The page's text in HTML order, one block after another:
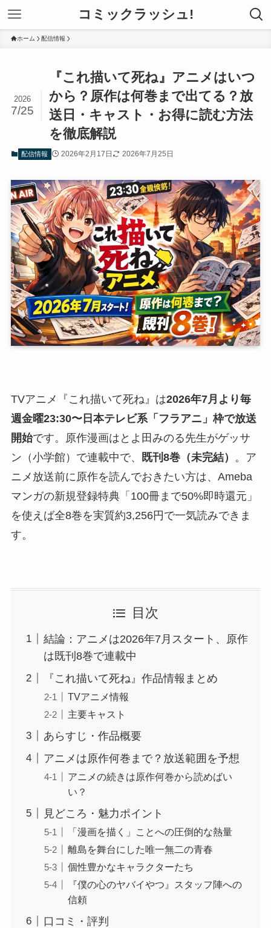
コミックラッシュ!
ホーム 配信情報
『これ描いて死ね』アニメはいつ
から？原作は何巻まで出てる？放
送日・キャスト・お得に読む方法
を徹底解説
2026
7/25
配信情報 2026年2月17日 2026年7月25日
TVアニメ『これ描いて死ね』は2026年7月より毎
週金曜23:30〜日本テレビ系「フラアニ」枠で放送
開始です。原作漫画はとよ田みのる先生がゲッサ
ン（小学館）で連載中で、
既刊8巻（未完結）
。ア
ニメ放送前に原作を読んでおきたい方は、Ameba
マンガの新規登録特典「100冊まで50%即時還元」
を使えば全8巻を実質約3,256円で一気読みできま
す。
目次
結論：アニメは2026年7月スタート、原作
は既刊8巻で連載中
『これ描いて死ね』作品情報まとめ
TVアニメ情報
主要キャスト
あらすじ・作品概要
アニメは原作何巻まで？放送範囲を予想
アニメの続きは原作何巻から読めばい
い？
見どころ・魅力ポイント
「漫画を描く」ことへの圧倒的な熱量
離島を舞台にした唯一無二の青春
個性豊かなキャラクターたち
『僕の心のヤバイやつ』スタッフ陣への
信頼
口コミ・評判